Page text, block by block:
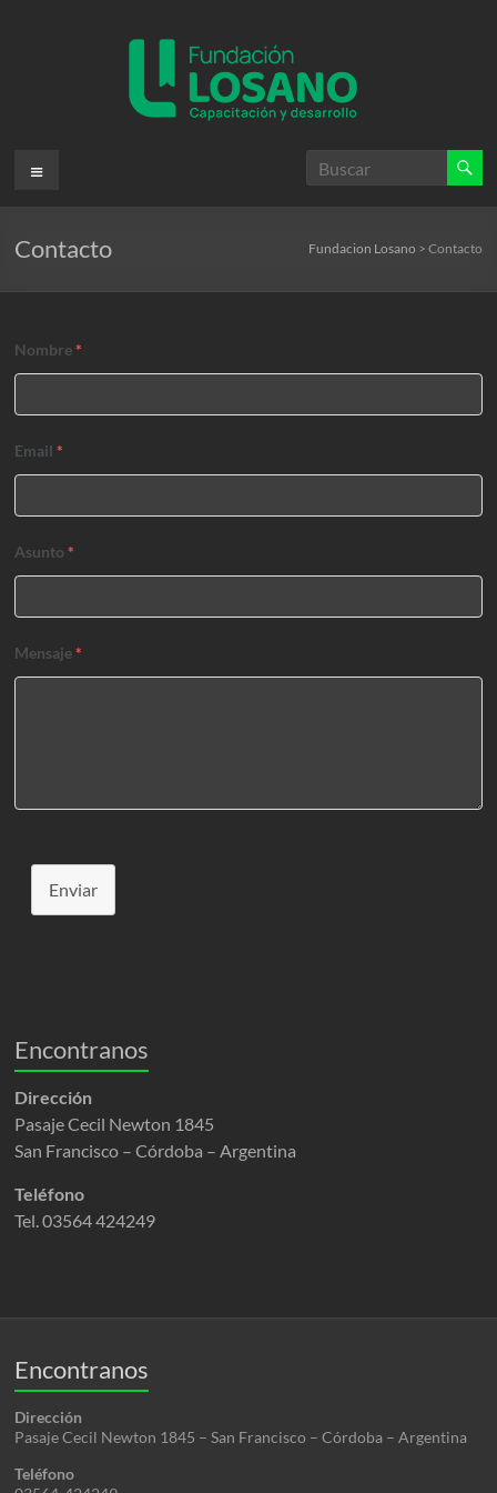
Fundacion
Fundación
la
capacitación
y
Menú
Contacto Fundacion Losano > Contacto
Nombre *
Email *
Asunto *
Mensaje *
Enviar
Encontranos
Dirección
Pasaje Cecil Newton 1845
San Francisco – Córdoba – Argentina
Teléfono
Tel. 03564 424249
Encontranos
Dirección
Pasaje Cecil Newton 1845 – San Francisco – Córdoba – Argentina
Teléfono